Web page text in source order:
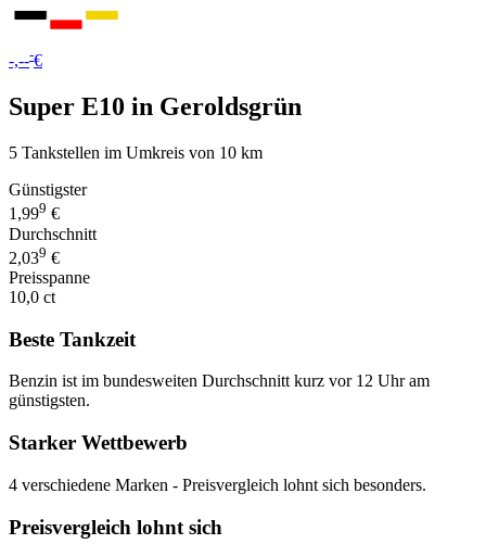
-,---€
Super E10 in Geroldsgrün
5 Tankstellen im Umkreis von 10 km
Günstigster
1,999 €
Durchschnitt
2,039 €
Preisspanne
10,0 ct
Beste Tankzeit
Benzin ist im bundesweiten Durchschnitt kurz vor 12 Uhr am
günstigsten.
Starker Wettbewerb
4 verschiedene Marken - Preisvergleich lohnt sich besonders.
Preisvergleich lohnt sich